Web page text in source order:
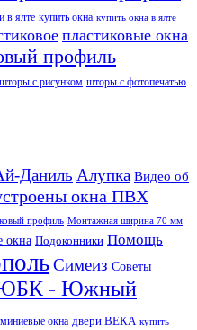
в ялте купить окна купить окна в ялте
пластиковые окна
профиль
шторы с рисунком шторы с фотопечатью
Даниль Алупка Видео об
окна ПВХ
профиль Монтажная ширина 70 мм
окна Подоконники Помощь
Симеиз Советы
- Южный
окна двери ВЕКА купить